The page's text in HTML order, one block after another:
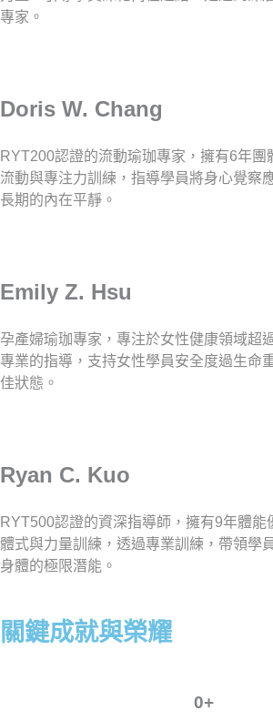
專家。
Doris W. Chang
RYT200認證的流動瑜珈專家，擁有6年團
流動與專注力訓練，指導學員將身心覺察
長期的內在平靜。
Emily Z. Hsu
孕產婦瑜珈專家，專注於女性健康領域超
專業的指導，支持女性學員安全度過生命
佳狀態。
Ryan C. Kuo
RYT500認證的資深指導師，擁有9年體能
體式與力量訓練，透過專業訓練，帶領學
身體的極限潛能。
關鍵成就與榮耀
0+